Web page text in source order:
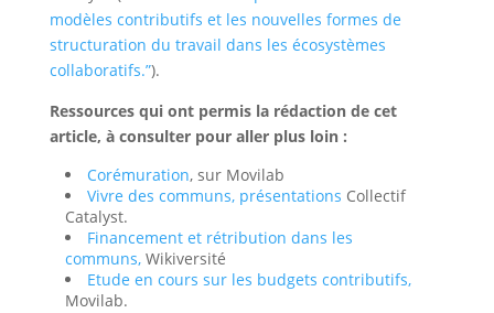
modèles contributifs et les nouvelles formes de
structuration du travail dans les écosystèmes
collaboratifs.”).
Ressources qui ont permis la rédaction de cet
article, à consulter pour aller plus loin :
Corémuration, sur Movilab
Vivre des communs, présentations Collectif
Catalyst.
Financement et rétribution dans les
communs, Wikiversité
Etude en cours sur les budgets contributifs,
Movilab.